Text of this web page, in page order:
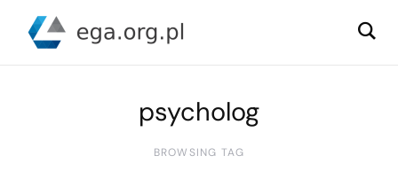
psycholog
BROWSING TAG